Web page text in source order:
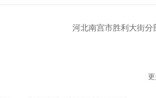
河北南宫市胜利大街分